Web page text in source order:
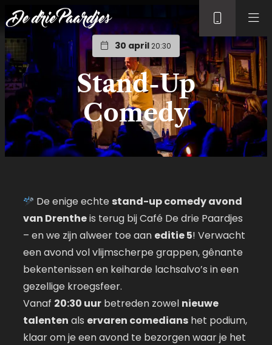
30 april 20:30
Stand-Up
Comedy
De enige echte stand-up comedy avond
van Drentheis terug bij Café De drie Paardjes
– en we zijn alweer toe aan editie 5! Verwacht
een avond vol vlijmscherpe grappen, gênante
bekentenissen en keiharde lachsalvo’s in een
gezellige kroegsfeer.
Vanaf 20:30 uur betreden zowel nieuwe
talenten als ervaren comedians het podium,
klaar om je een avond te bezorgen waar je het